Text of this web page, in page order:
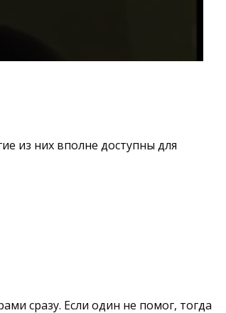
из них вполне доступны для
сразу. Если один не помог, тогда